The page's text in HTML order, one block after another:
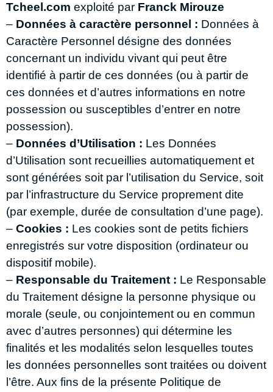
Tcheel.com exploité par Franck Mirouze
– Données à caractère personnel : Données à
Caractère Personnel désigne des données
concernant un individu vivant qui peut être
identifié à partir de ces données (ou à partir de
ces données et d’autres informations en notre
possession ou susceptibles d’entrer en notre
possession).
– Données d’Utilisation : Les Données
d’Utilisation sont recueillies automatiquement et
sont générées soit par l’utilisation du Service, soit
par l’infrastructure du Service proprement dite
(par exemple, durée de consultation d’une page).
– Cookies : Les cookies sont de petits fichiers
enregistrés sur votre disposition (ordinateur ou
dispositif mobile).
– Responsable du Traitement : Le Responsable
du Traitement désigne la personne physique ou
morale (seule, ou conjointement ou en commun
avec d’autres personnes) qui détermine les
finalités et les modalités selon lesquelles toutes
les données personnelles sont traitées ou doivent
l’être. Aux fins de la présente Politique de